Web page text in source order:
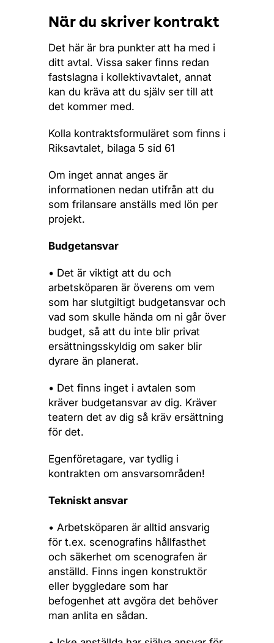
När du skriver kontrakt
Det här är bra punkter att ha med i
ditt avtal. Vissa saker finns redan
fastslagna i kollektivavtalet, annat
kan du kräva att du själv ser till att
det kommer med.
Kolla kontraktsformuläret som finns i
Riksavtalet, bilaga 5 sid 61
Om inget annat anges är
informationen nedan utifrån att du
som frilansare anställs med lön per
projekt.
Budgetansvar
• Det är viktigt att du och
arbetsköparen är överens om vem
som har slutgiltigt budgetansvar och
vad som skulle hända om ni går över
budget, så att du inte blir privat
ersättningsskyldig om saker blir
dyrare än planerat.
• Det finns inget i avtalen som
kräver budgetansvar av dig. Kräver
teatern det av dig så kräv ersättning
för det.
Egenföretagare, var tydlig i
kontrakten om ansvarsområden!
Tekniskt ansvar
• Arbetsköparen är alltid ansvarig
för t.ex. scenografins hållfasthet
och säkerhet om scenografen är
anställd. Finns ingen konstruktör
eller byggledare som har
befogenhet att avgöra det behöver
man anlita en sådan.